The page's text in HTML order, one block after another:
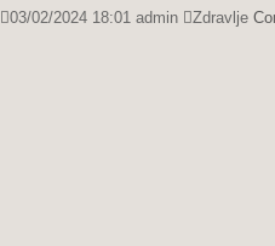
03/02/2024 18:01 admin Zdravlje